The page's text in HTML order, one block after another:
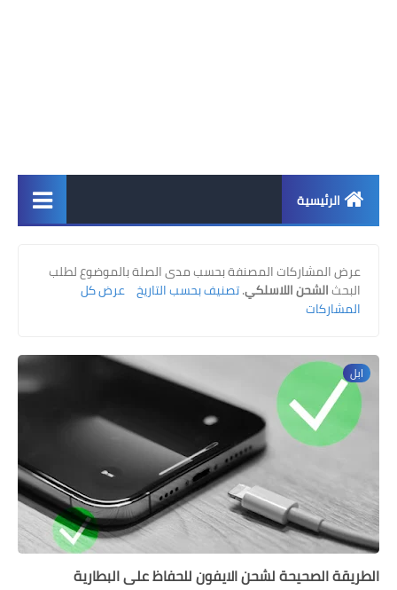
الرئيسية
ابل
ويندوز
العاب
صحة وجمال
الربح من الانترنت
ذكاء اصطناعي
عرض المشاركات المصنفة بحسب مدى الصلة بالموضوع لطلب
البحثالشحن اللاسلكي.تصنيف بحسب التاريخ عرض كل
المشاركات
ابل
الطريقة الصحيحة لشحن الايفون للحفاظ على البطارية